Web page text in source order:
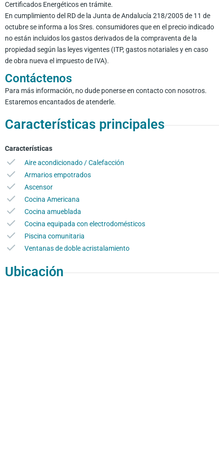
Certificados Energéticos en trámite.
En cumplimiento del RD de la Junta de Andalucía 218/2005 de 11 de
octubre se informa a los Sres. consumidores que en el precio indicado
no están incluidos los gastos derivados de la compraventa de la
propiedad según las leyes vigentes (ITP, gastos notariales y en caso
de obra nueva el impuesto de IVA).
Contáctenos
Para más información, no dude ponerse en contacto con nosotros.
Estaremos encantados de atenderle.
Características principales
Características
Aire acondicionado / Calefacción
Armarios empotrados
Ascensor
Cocina Americana
Cocina amueblada
Cocina equipada con electrodomésticos
Piscina comunitaria
Ventanas de doble acristalamiento
Ubicación